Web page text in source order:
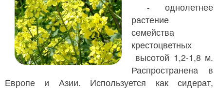
- однолетнее
растение
семейства
крестоцветных
высотой 1,2-1,8 м.
Распространена в
Европе и Азии. Используется как сидерат,